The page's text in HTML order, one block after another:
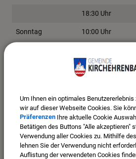
18:30 Uhr
Sonntag 10:00 Uhr
In der St. Bartholomäuskirche finden in
Abständen evangelische Gottesdienste
Gottesdienst- und
Internetseitewww.pfarrei-
Evang.-Luth. Kirchengemeinde
St. Johannis Forchheim
Um Ihnen ein optimales
wir auf dieser Webseite Cookies. Sie
Präferenzen Ihre aktuelle Cookie
Betätigen des Buttons "Alle akzeptieren"
Verwendung aller Cookies zu. Mithilfe
lehnen Sie der Verwendung nicht
Auflistung der verwendeten Cookies